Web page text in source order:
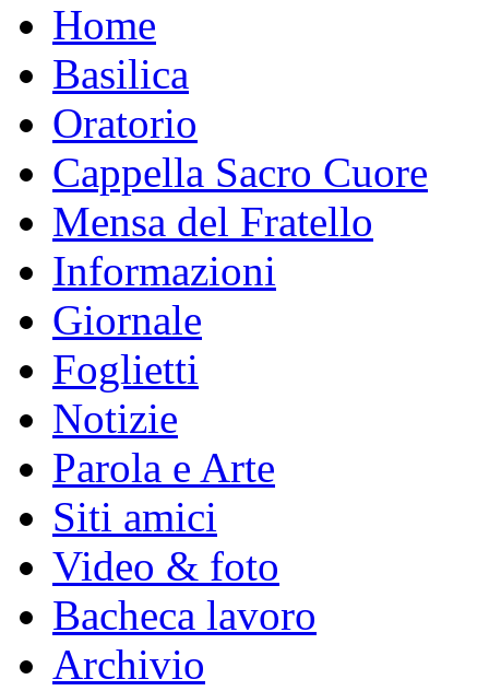
Home
Basilica
Oratorio
Cappella Sacro Cuore
Mensa del Fratello
Informazioni
Giornale
Foglietti
Notizie
Parola e Arte
Siti amici
Video & foto
Bacheca lavoro
Archivio